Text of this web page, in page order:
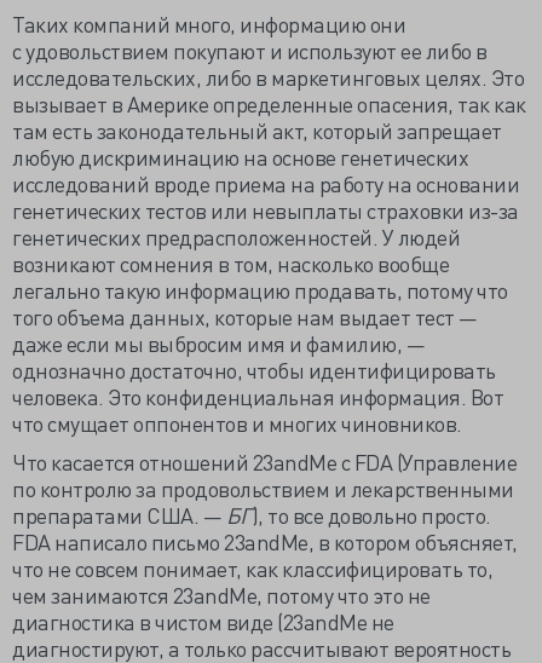
Таких компаний много, информацию они
с удовольствием покупают и используют ее либо в
исследовательских, либо в маркетинговых целях. Это
вызывает в Америке определенные опасения, так как
там есть законодательный акт, который запрещает
любую дискриминацию на основе генетических
исследований вроде приема на работу на основании
генетических тестов или невыплаты страховки из-за
генетических предрасположенностей. У людей
возникают сомнения в том, насколько вообще
легально такую информацию продавать, потому что
того объема данных, которые нам выдает тест —
даже если мы выбросим имя и фамилию, —
однозначно достаточно, чтобы идентифицировать
человека. Это конфиденциальная информация. Вот
что смущает оппонентов и многих чиновников.
Что касается отношений 23andMe с FDA (Управление
по контролю за продовольствием и лекарственными
препаратами США. — БГ), то все довольно просто.
FDA написало письмо 23andMe, в котором объясняет,
что не совсем понимает, как классифицировать то,
чем занимаются 23andMe, потому что это не
диагностика в чистом виде (23andMe не
диагностируют, а только рассчитывают вероятность